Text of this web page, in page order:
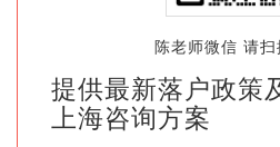
陈老师微信 请
提供最新落户政策
上海咨询方案